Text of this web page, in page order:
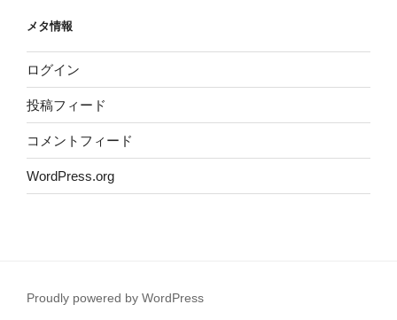
メタ情報
ログイン
投稿フィード
コメントフィード
WordPress.org
Proudly powered by WordPress